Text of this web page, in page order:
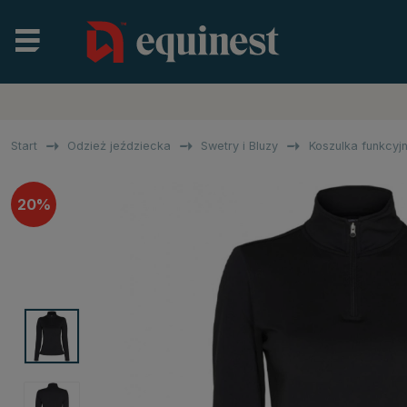
Start Odzież jeździecka Swetry i Bluzy Koszulka
20%